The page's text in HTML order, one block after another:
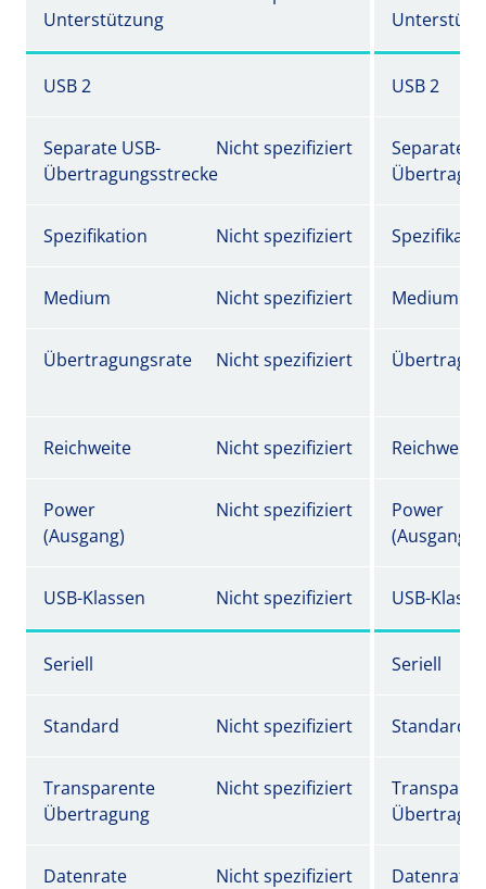
Unterstützung
USB 2 USB 2
Separate USB-
Übertragungsstrecke
Nicht spezifiziert
Separate
Spezifikation Nicht spezifiziert
Medium Nicht spezifiziert Medium
Übertragungsrate Nicht spezifiziert
Reichweite Nicht spezifiziert Reichweite
Power
(Ausgang)
Nicht spezifiziert
Power
(Ausgang)
USB-Klassen Nicht spezifiziert USB-
Seriell Seriell
Standard Nicht spezifiziert Standard
Transparente
Übertragung
Nicht spezifiziert
Datenrate Nicht spezifiziert Datenrate